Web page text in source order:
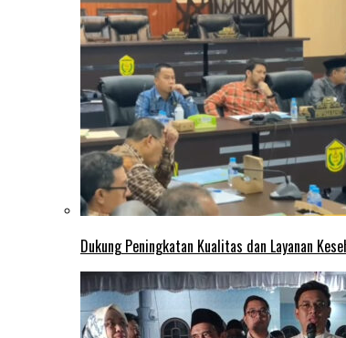
Dukung Peningkatan Kualitas dan Layanan